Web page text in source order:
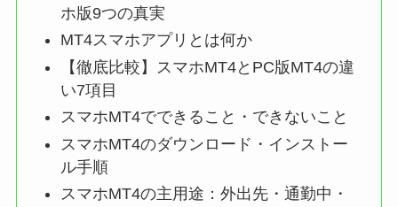
ホ版9つの真実
MT4スマホアプリとは何か
【徹底比較】スマホMT4とPC版MT4の違
い7項目
スマホMT4でできること・できないこと
スマホMT4のダウンロード・インストー
ル手順
スマホMT4の主用途：外出先・通勤中・